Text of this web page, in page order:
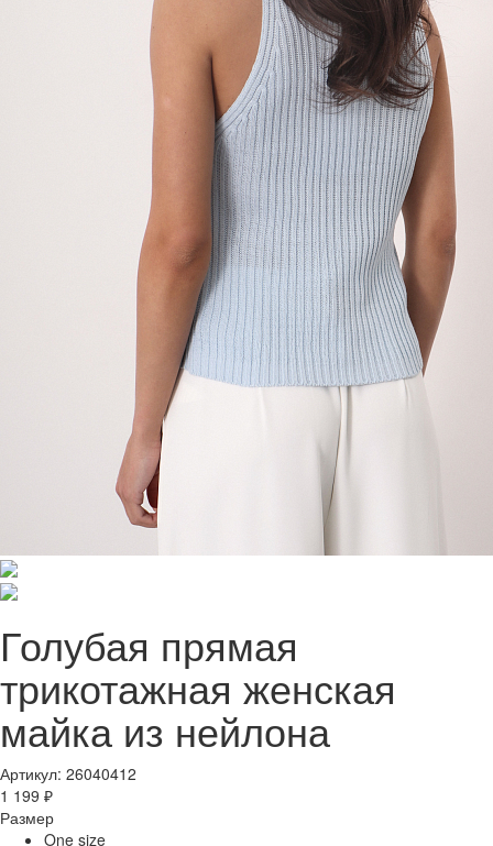
Голубая прямая
трикотажная женская
майка из нейлона
Артикул: 26040412
1 199 ₽
Размер
One size